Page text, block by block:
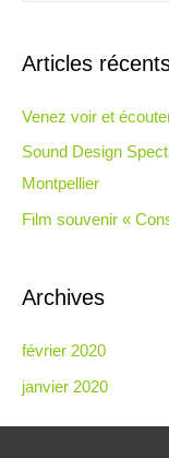
r
c
h
e
:
Articles
Venez voir et
Sound Design
Montpellier
Film souvenir «
Archives
février 2020
janvier 2020